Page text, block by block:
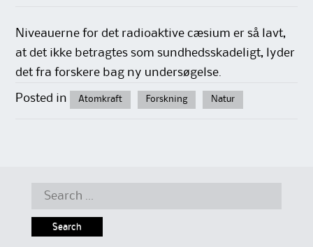
Niveauerne for det radioaktive cæsium er så lavt,
at det ikke betragtes som sundhedsskadeligt, lyder
det fra forskere bag ny undersøgelse.
Posted in Atomkraft Forskning Natur
Search